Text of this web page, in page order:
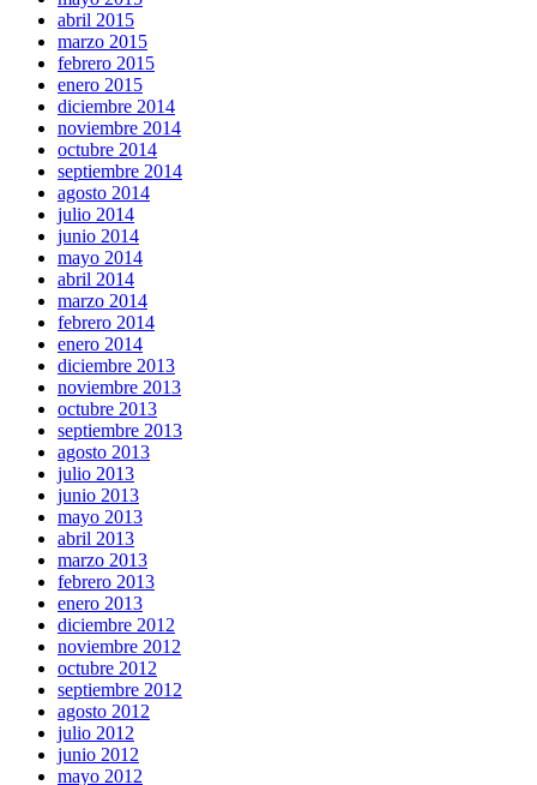
abril 2015
marzo 2015
febrero 2015
enero 2015
diciembre 2014
noviembre 2014
octubre 2014
septiembre 2014
agosto 2014
julio 2014
junio 2014
mayo 2014
abril 2014
marzo 2014
febrero 2014
enero 2014
diciembre 2013
noviembre 2013
octubre 2013
septiembre 2013
agosto 2013
julio 2013
junio 2013
mayo 2013
abril 2013
marzo 2013
febrero 2013
enero 2013
diciembre 2012
noviembre 2012
octubre 2012
septiembre 2012
agosto 2012
julio 2012
junio 2012
mayo 2012